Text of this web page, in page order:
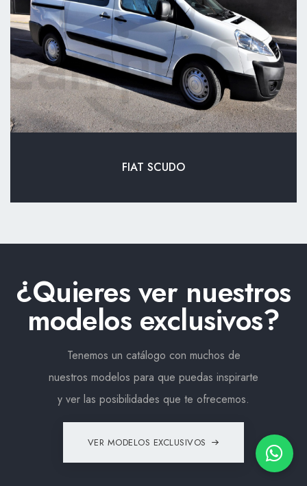
FIAT SCUDO
¿Quieres ver nuestros
modelos exclusivos?
Tenemos un catálogo con muchos de
nuestros modelos para que puedas inspirarte
y ver las posibilidades que te ofrecemos.
VER MODELOS EXCLUSIVOS